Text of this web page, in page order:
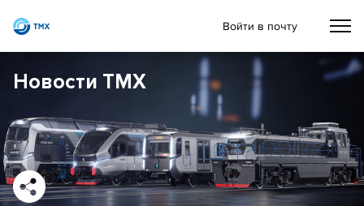
Войти в почту
Новости ТМХ